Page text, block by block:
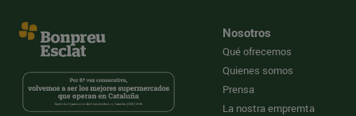
Nosotros
Qué ofrecemos
Quienes somos
Prensa
La nostra empremta